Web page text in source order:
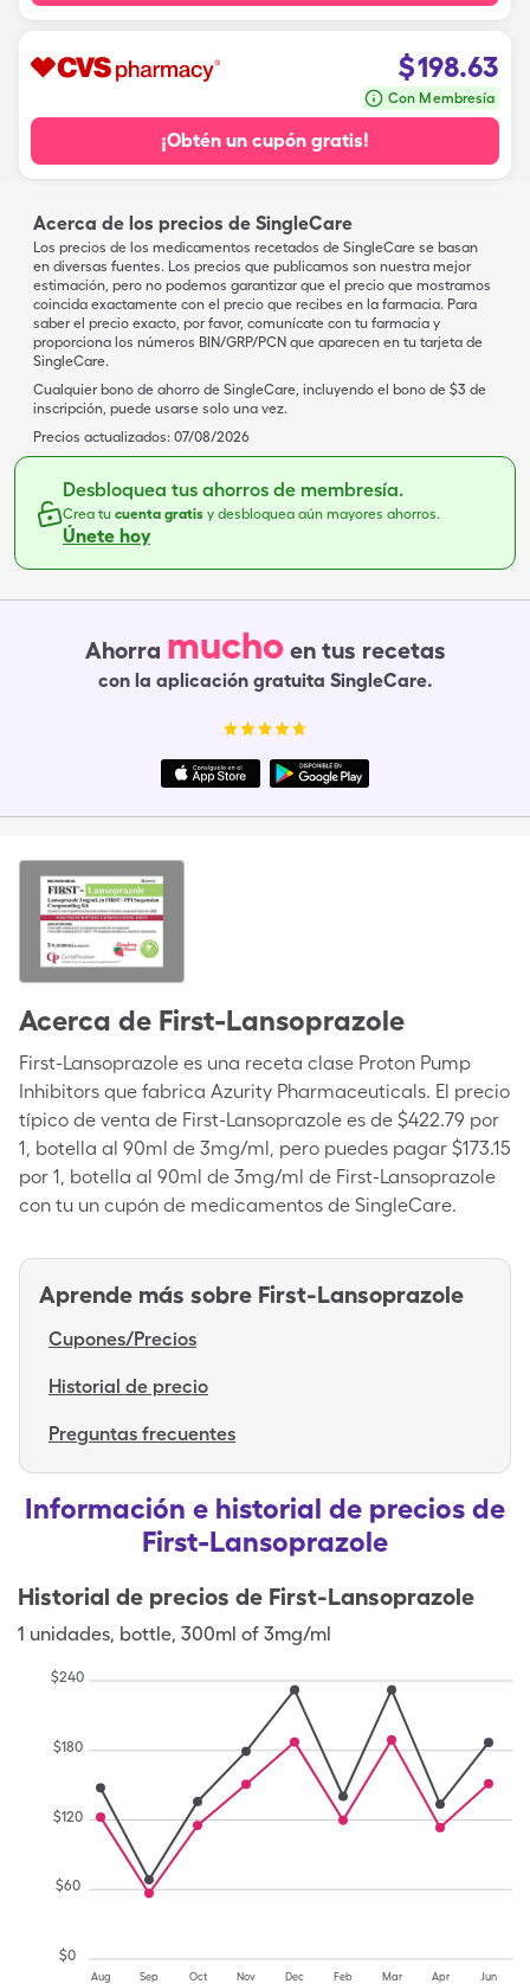
$198.63
Con Membresía
¡Obtén un cupón gratis!
Acerca de los precios de SingleCare
Los precios de los medicamentos recetados de SingleCare se basan
en diversas fuentes. Los precios que publicamos son nuestra mejor
estimación, pero no podemos garantizar que el precio que mostramos
coincida exactamente con el precio que recibes en la farmacia. Para
saber el precio exacto, por favor, comunícate con tu farmacia y
proporciona los números BIN/GRP/PCN que aparecen en tu tarjeta de
SingleCare.
Cualquier bono de ahorro de SingleCare, incluyendo el bono de $3 de
inscripción, puede usarse solo una vez.
Precios actualizados: 07/08/2026
Desbloquea tus ahorros de membresía.
Crea tu cuenta gratis y desbloquea aún mayores ahorros.
Únete hoy
Ahorra mucho en tus recetas
con la aplicación gratuita SingleCare.
Acerca de First-Lansoprazole
First-Lansoprazole es una receta clase Proton Pump
Inhibitors que fabrica Azurity Pharmaceuticals. El precio
típico de venta de First-Lansoprazole es de $422.79 por
1, botella al 90ml de 3mg/ml, pero puedes pagar $173.15
por 1, botella al 90ml de 3mg/ml de First-Lansoprazole
con tu un cupón de medicamentos de SingleCare.
Aprende más sobre First-Lansoprazole
Cupones/Precios
Historial de precio
Preguntas frecuentes
Información e historial de precios de
First-Lansoprazole
Historial de precios de First-Lansoprazole
1 unidades, bottle, 300ml of 3mg/ml
Aug Sep Oct Nov Dec Feb Mar Apr Jun
$0
$60
$120
$180
$240